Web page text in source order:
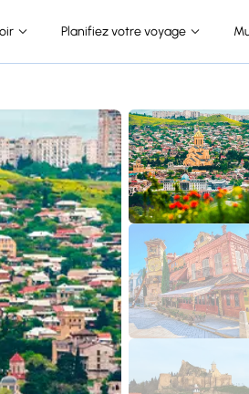
Planifiez votre voyage